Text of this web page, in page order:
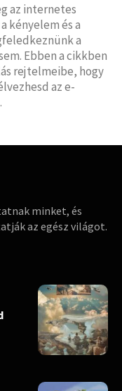
az internetes
kényelem és a
a
Ebben a cikkben
rejtelmeibe, hogy
az e-
minket, és
az egész világot.